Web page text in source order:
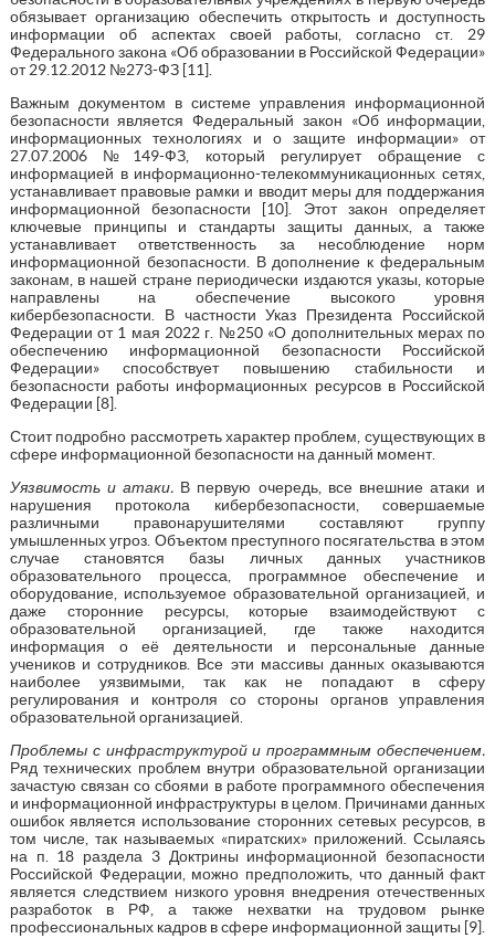
обязывает организацию обеспечить открытость и доступность
информации об аспектах своей работы, согласно ст. 29
Федерального закона «Об образовании в Российской Федерации»
от 29.12.2012 №273-ФЗ [11].
Важным документом в системе управления информационной
безопасности является Федеральный закон «Об информации,
информационных технологиях и о защите информации» от
27.07.2006 №149-ФЗ, который регулирует обращение с
информацией в информационно-телекоммуникационных сетях,
устанавливает правовые рамки и вводит меры для поддержания
информационной безопасности [10]. Этот закон определяет
ключевые принципы и стандарты защиты данных, а также
устанавливает ответственность за несоблюдение норм
информационной безопасности. В дополнение к федеральным
законам, в нашей стране периодически издаются указы, которые
направлены на обеспечение высокого уровня
кибербезопасности. В частности Указ Президента Российской
Федерации от 1 мая 2022 г. №250 «О дополнительных мерах по
обеспечению информационной безопасности Российской
Федерации» способствует повышению стабильности и
безопасности работы информационных ресурсов в Российской
Федерации [8].
Стоит подробно рассмотреть характер проблем, существующих в
сфере информационной безопасности на данный момент.
Уязвимость и атаки. В первую очередь, все внешние атаки и
нарушения протокола кибербезопасности, совершаемые
различными правонарушителями составляют группу
умышленных угроз. Объектом преступного посягательства в этом
случае становятся базы личных данных участников
образовательного процесса, программное обеспечение и
оборудование, используемое образовательной организацией, и
даже сторонние ресурсы, которые взаимодействуют с
образовательной организацией, где также находится
информация о её деятельности и персональные данные
учеников и сотрудников. Все эти массивы данных оказываются
наиболее уязвимыми, так как не попадают в сферу
регулирования и контроля со стороны органов управления
образовательной организацией.
Проблемы с инфраструктурой и программным обеспечением.
Ряд технических проблем внутри образовательной организации
зачастую связан со сбоями в работе программного обеспечения
и информационной инфраструктуры в целом. Причинами данных
ошибок является использование сторонних сетевых ресурсов, в
том числе, так называемых «пиратских» приложений. Ссылаясь
на п. 18 раздела 3 Доктрины информационной безопасности
Российской Федерации, можно предположить, что данный факт
является следствием низкого уровня внедрения отечественных
разработок в РФ, а также нехватки на трудовом рынке
профессиональных кадров в сфере информационной защиты [9].